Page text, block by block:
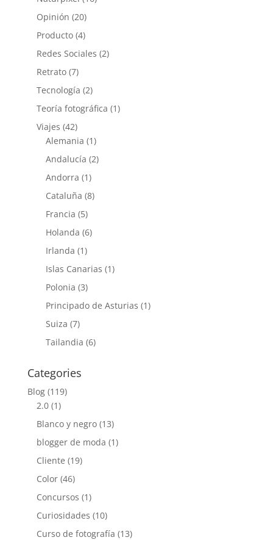
Opinión (20)
Producto(4)
Redes Sociales (2)
Retrato(7)
Tecnología (2)
Teoría fotográfica (1)
Viajes (42)
Alemania (1)
Andalucía (2)
Andorra (1)
Cataluña (8)
Francia (5)
Holanda (6)
Irlanda (1)
Islas Canarias (1)
Polonia (3)
Principado de Asturias (1)
Suiza (7)
Tailandia (6)
Categories
Blog(119)
2.0(1)
Blanco y negro(13)
blogger de moda (1)
Cliente (19)
Color(46)
Concursos (1)
Curiosidades (10)
Curso de fotografía (13)